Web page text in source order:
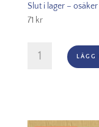
Slut i lager –
71 kr
Oljefärg
green
LÄGG